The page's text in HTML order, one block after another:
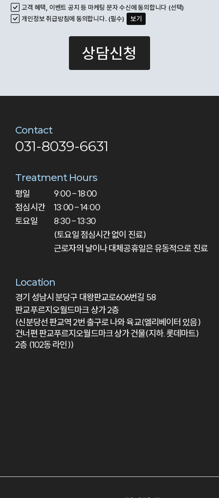
고객 혜택, 이벤트 공지 등 마케팅 문자 수신에 동의합니다 (선택)
개인정보 취급방침에 동의합니다. (필수)
보기
상담신청
Contact
031-8039-6631
Treatment Hours
평일
점심시간
토요일
9:00 - 18:00
13:00 - 14:00
8:30 - 13:30
(토요일 점심시간 없이 진료)
근로자의 날이나 대체공휴일은 유동적으로 진료
Location
경기 성남시 분당구 대왕판교로606번길 58
판교푸르지오월드마크 상가 2층
(신분당선 판교역 2번 출구로 나와 육교(엘리베이터 있음)
건너편 판교푸르지오월드마크 상가 건물(지하. 롯데마트)
2층 (102동 라인))